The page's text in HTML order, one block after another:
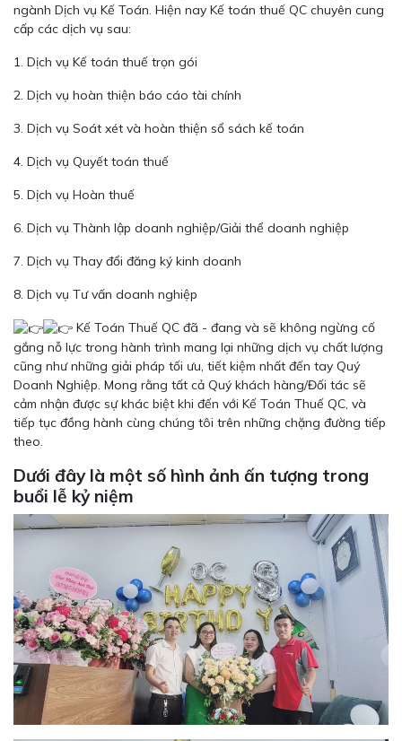
ngành Dịch vụ Kế Toán. Hiện nay Kế toán thuế QC chuyên cung
cấp các dịch vụ sau:
1. Dịch vụ Kế toán thuế trọn gói
2. Dịch vụ hoàn thiện báo cáo tài chính
3. Dịch vụ Soát xét và hoàn thiện sổ sách kế toán
4. Dịch vụ Quyết toán thuế
5. Dịch vụ Hoàn thuế
6. Dịch vụ Thành lập doanh nghiệp/Giải thể doanh nghiệp
7. Dịch vụ Thay đổi đăng ký kinh doanh
8. Dịch vụ Tư vấn doanh nghiệp
Kế Toán Thuế QC đã - đang và sẽ không ngừng cố
gắng nỗ lực trong hành trình mang lại những dịch vụ chất lượng
cũng như những giải pháp tối ưu, tiết kiệm nhất đến tay Quý
Doanh Nghiệp. Mong rằng tất cả Quý khách hàng/Đối tác sẽ
cảm nhận được sự khác biệt khi đến với Kế Toán Thuế QC, và
tiếp tục đồng hành cùng chúng tôi trên những chặng đường tiếp
theo.
Dưới đây là một số hình ảnh ấn tượng trong
buổi lễ kỷ niệm